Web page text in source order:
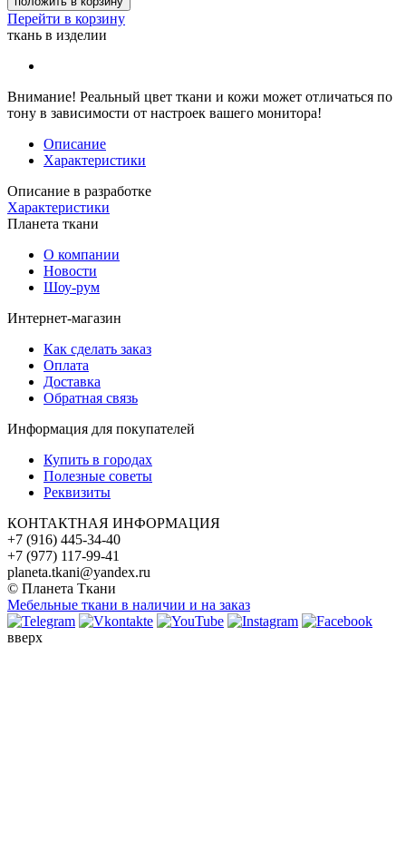
Перейти в корзину
ткань в изделии
Внимание! Реальный цвет ткани и кожи может отличаться по
тону в зависимости от настроек вашего монитора!
Описание
Характеристики
Описание в разработке
Характеристики
Планета ткани
О компании
Новости
Шоу-рум
Интернет-магазин
Как сделать заказ
Оплата
Доставка
Обратная связь
Информация для покупателей
Купить в городах
Полезные советы
Реквизиты
КОНТАКТНАЯ ИНФОРМАЦИЯ
+7 (916) 445-34-40
+7 (977) 117-99-41
planeta.tkani@yandex.ru
© Планета Ткани
Мебельные ткани в наличии и на заказ
вверх